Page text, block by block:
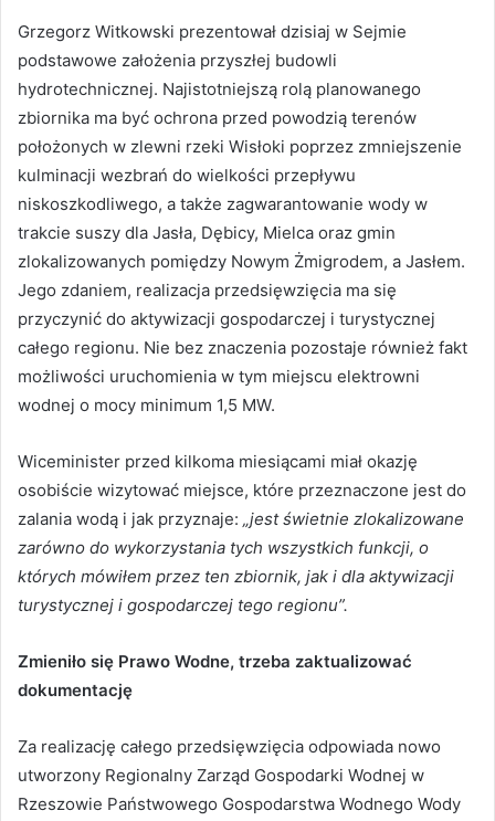
Grzegorz Witkowski prezentował dzisiaj w Sejmie
podstawowe założenia przyszłej budowli
hydrotechnicznej. Najistotniejszą rolą planowanego
zbiornika ma być ochrona przed powodzią terenów
położonych w zlewni rzeki Wisłoki poprzez zmniejszenie
kulminacji wezbrań do wielkości przepływu
niskoszkodliwego, a także zagwarantowanie wody w
trakcie suszy dla Jasła, Dębicy, Mielca oraz gmin
zlokalizowanych pomiędzy Nowym Żmigrodem, a Jasłem.
Jego zdaniem, realizacja przedsięwzięcia ma się
przyczynić do aktywizacji gospodarczej i turystycznej
całego regionu. Nie bez znaczenia pozostaje również fakt
możliwości uruchomienia w tym miejscu elektrowni
wodnej o mocy minimum 1,5 MW.
Wiceminister przed kilkoma miesiącami miał okazję
osobiście wizytować miejsce, które przeznaczone jest do
zalania wodą i jak przyznaje: „jest świetnie zlokalizowane
zarówno do wykorzystania tych wszystkich funkcji, o
których mówiłem przez ten zbiornik, jak i dla aktywizacji
turystycznej i gospodarczej tego regionu”.
Zmieniło się Prawo Wodne, trzeba zaktualizować
dokumentację
Za realizację całego przedsięwzięcia odpowiada nowo
utworzony Regionalny Zarząd Gospodarki Wodnej w
Rzeszowie Państwowego Gospodarstwa Wodnego Wody